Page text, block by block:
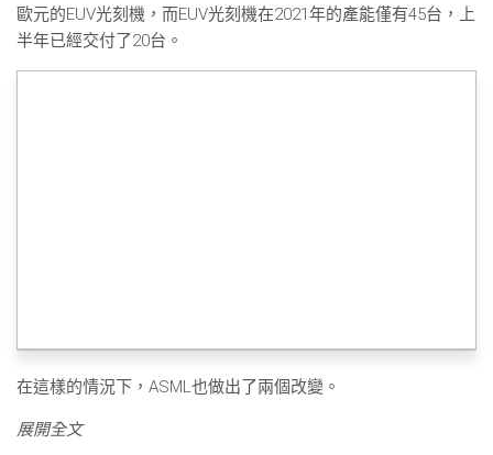
歐元的EUV光刻機，而EUV光刻機在2021年的產能僅有45台，上
半年已經交付了20台。
在這樣的情況下，ASML也做出了兩個改變。
展開全文